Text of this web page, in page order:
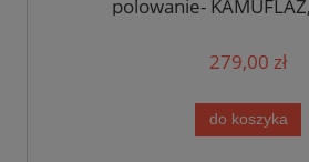
polowanie-
279,00 zł
do koszyka